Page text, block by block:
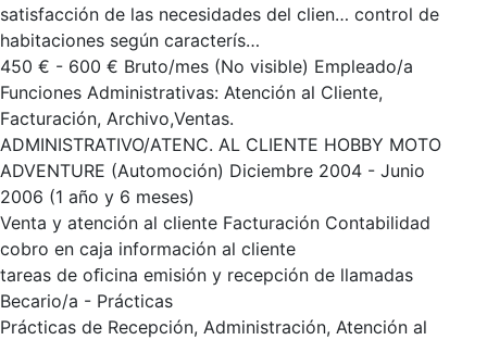
satisfacción de las necesidades del clien… control de
habitaciones según caracterís…
450 € - 600 € Bruto/mes (No visible) Empleado/a
Funciones Administrativas: Atención al Cliente,
Facturación, Archivo,Ventas.
ADMINISTRATIVO/ATENC. AL CLIENTE HOBBY MOTO
ADVENTURE (Automoción) Diciembre 2004 - Junio
2006 (1 año y 6 meses)
Venta y atención al cliente Facturación Contabilidad
cobro en caja información al cliente
tareas de oﬁcina emisión y recepción de llamadas
Becario/a - Prácticas
Prácticas de Recepción, Administración, Atención al